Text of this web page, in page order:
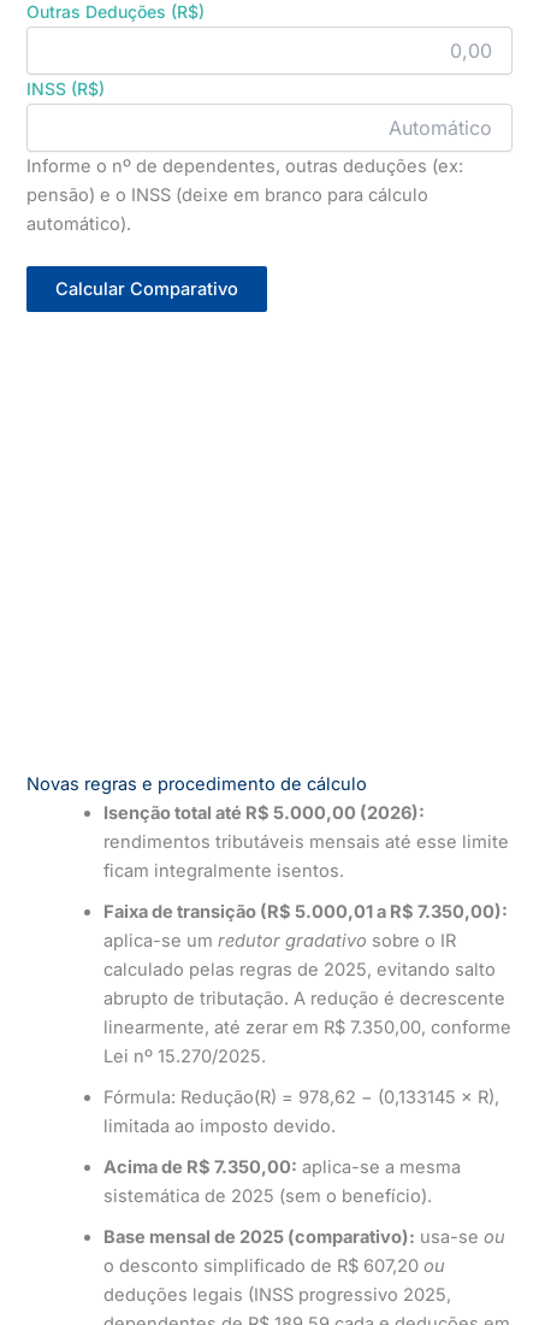
Outras Deduções (R$)
INSS (R$)
Informe o nº de dependentes, outras deduções (ex:
pensão) e o INSS (deixe em branco para cálculo
automático).
Calcular Comparativo
Novas regras e procedimento de cálculo
Isenção total até R$ 5.000,00 (2026):
rendimentos tributáveis mensais até esse limite
ficam integralmente isentos.
Faixa de transição (R$ 5.000,01 a R$ 7.350,00):
aplica-se umredutor gradativo sobre o IR
calculado pelas regras de 2025, evitando salto
abrupto de tributação. A redução é decrescente
linearmente, até zerar em R$ 7.350,00, conforme
Lei nº 15.270/2025.
Fórmula: Redução(R) = 978,62 − (0,133145 × R),
limitada ao imposto devido.
Acima de R$ 7.350,00: aplica-se a mesma
sistemática de 2025 (sem o benefício).
Base mensal de 2025 (comparativo): usa-seou
o desconto simplificado de R$ 607,20ou
deduções legais (INSS progressivo 2025,